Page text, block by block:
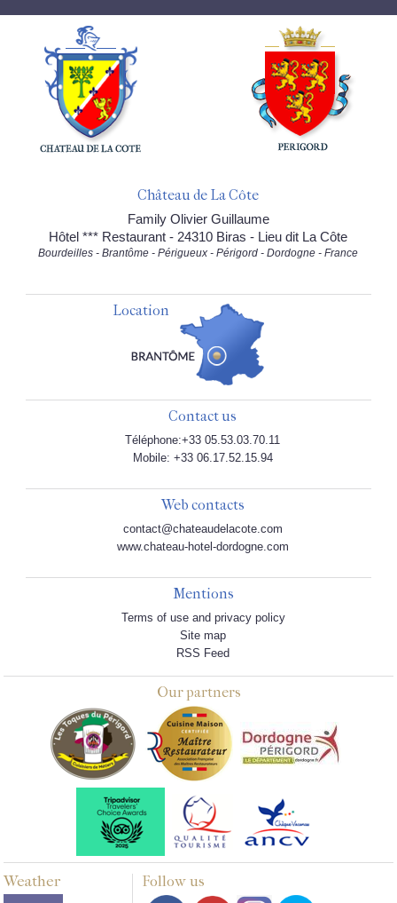
Château de La Côte
Family Olivier Guillaume
Hôtel *** Restaurant - 24310 Biras - Lieu dit La Côte
Bourdeilles - Brantôme - Périgueux - Périgord - Dordogne - France
Location
Contact us
Téléphone:+33 05.53.03.70.11
Mobile: +33 06.17.52.15.94
Web contacts
contact@chateaudelacote.com
www.chateau-hotel-dordogne.com
Mentions
Terms of use and privacy policy
Site map
RSS Feed
Our partners
Weather Follow us